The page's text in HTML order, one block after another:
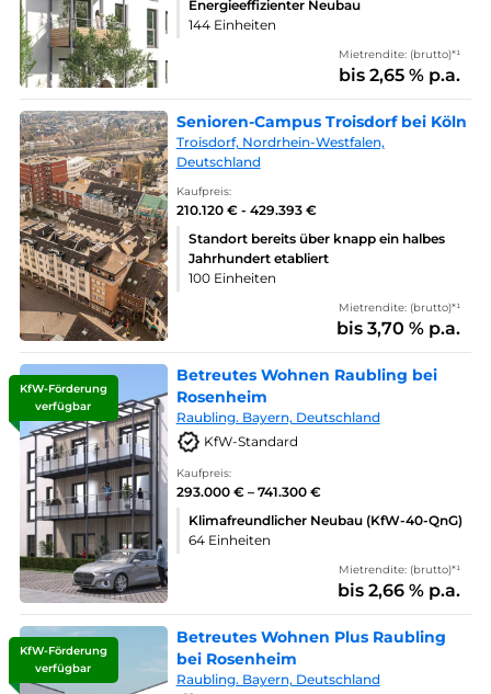
Energieeffizienter Neubau
144 Einheiten
Mietrendite: (brutto)*¹
bis 2,65 % p.a.
Senioren-Campus Troisdorf bei Köln
Troisdorf, Nordrhein-Westfalen,
Deutschland
Kaufpreis:
210.120 € - 429.393 €
Standort bereits über knapp ein halbes
Jahrhundert etabliert
100 Einheiten
Mietrendite: (brutto)*¹
bis 3,70 % p.a.
KfW-Förderung
verfügbar
Betreutes Wohnen Raubling bei
Rosenheim
Raubling. Bayern, Deutschland
KfW-Standard
Kaufpreis:
293.000 € – 741.300 €
Klimafreundlicher Neubau (KfW-40-QnG)
64 Einheiten
Mietrendite: (brutto)*¹
bis 2,66 % p.a.
KfW-Förderung
verfügbar
Betreutes Wohnen Plus Raubling
bei Rosenheim
Raubling. Bayern, Deutschland